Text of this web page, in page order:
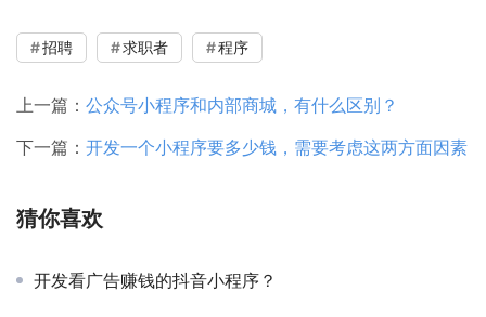
招聘 求职者 程序
上一篇： 公众号小程序和内部商城，有什么区别？
下一篇： 开发一个小程序要多少钱，需要考虑这两方面因素
猜你喜欢
开发看广告赚钱的抖音小程序？